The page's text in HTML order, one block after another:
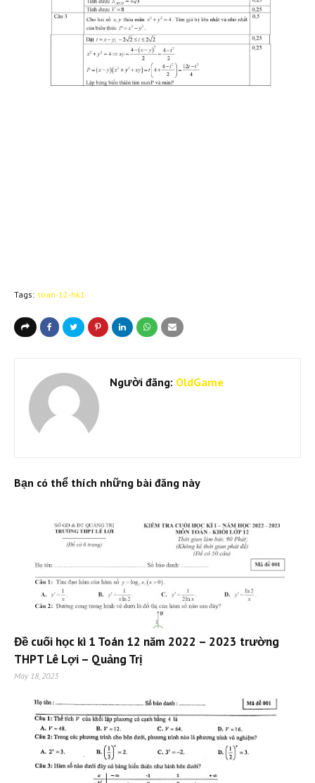
Tags: toan-12-hk1
Người đăng: OldGame
Bạn có thể thích những bài đăng này
Đề cuối học kì 1 Toán 12 năm 2022 – 2023 trường
THPT Lê Lợi – Quảng Trị
May 18, 2023